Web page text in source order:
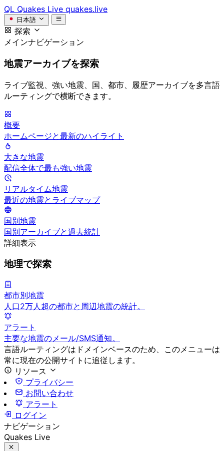
QL Quakes Live quakes.live
日本語
探索
メインナビゲーション
地震アーカイブを探索
ライブ監視、強い地震、国、都市、履歴アーカイブを多言語
ルーティングで横断できます。
概要
ホームページと最新のハイライト
大きな地震
配信全体で最も強い地震
リアルタイム地震
最近の地震とライブマップ
国別地震
国別アーカイブと過去統計
詳細表示
地理で探索
都市別地震
人口2万人超の都市と周辺地震の統計。
アラート
主要な地震のメール/SMS通知。
言語ルーティングはドメインベースのため、このメニューは
常に現在の公開サイトに追従します。
リソース
プライバシー
お問い合わせ
アラート
ログイン
ナビゲーション
Quakes Live